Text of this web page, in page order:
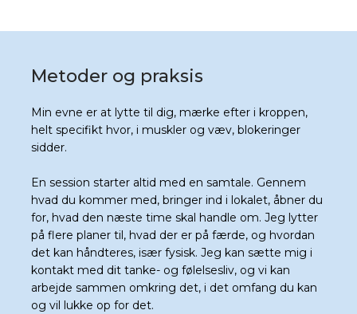
Metoder og praksis
Min evne er at lytte til dig, mærke efter i kroppen,
helt specifikt hvor, i muskler og væv, blokeringer
sidder.
En session starter altid med en samtale. Gennem
hvad du kommer med, bringer ind i lokalet, åbner du
for, hvad den næste time skal handle om. Jeg lytter
på flere planer til, hvad der er på færde, og hvordan
det kan håndteres, især fysisk. Jeg kan sætte mig i
kontakt med dit tanke- og følelsesliv, og vi kan
arbejde sammen omkring det, i det omfang du kan
og vil lukke op for det.